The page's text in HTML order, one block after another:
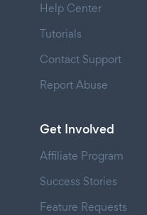
Help Center
Tutorials
Contact Support
Report Abuse
Get Involved
Affiliate Program
Success Stories
Feature Requests